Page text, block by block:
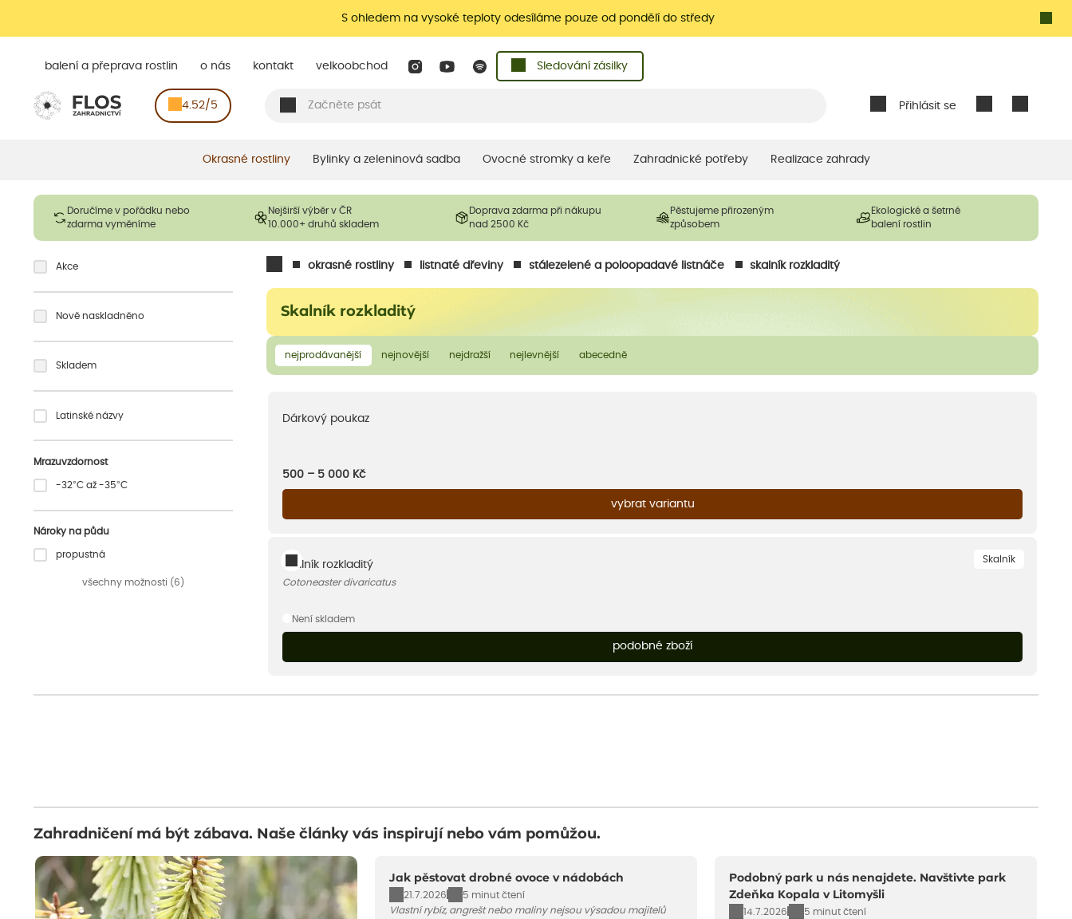
S ohledem na vysoké teploty odesíláme pouze od pondělí do středy
Přihlásit se
balení a přeprava rostlin o nás kontakt velkoobchod Sledování zásilky
4.52/5
Okrasné rostliny Bylinky a zeleninová sadba Ovocné stromky a keře Zahradnické potřeby Realizace zahrady
Doručíme v pořádku nebo
zdarma vyměníme
Nejširší výběr v ČR
10.000+ druhů skladem
Doprava zdarma při nákupu
nad 2500 Kč
Pěstujeme přirozeným
způsobem
Ekologické a šetrné
balení rostlin
okrasné rostliny listnaté dřeviny stálezelené a poloopadavé listnáče skalník rozkladitý
Skalník rozkladitý
nejprodávanější nejnovější nejdražší nejlevnější abecedně
Akce
Nově naskladněno
Skladem
Latinské názvy
Mrazuvzdornost
-32°C až -35°C
Nároky na půdu
propustná
všechny možnosti (6)
Dárkový poukaz
500 – 5 000 Kč
vybrat variantu
Skalník
Skalník rozkladitý
Cotoneaster divaricatus
Není skladem
podobné zboží
Zahradničení má být zábava. Naše články vás inspirují nebo vám pomůžou.
Jak pěstovat drobné ovoce v nádobách
21.7.2026
5 minut čtení
Vlastní rybíz, angrešt nebo maliny nejsou výsadou majitelů
Podobný park u nás nenajdete. Navštivte park
Zdeňka Kopala v Litomyšli
14.7.2026
5 minut čtení